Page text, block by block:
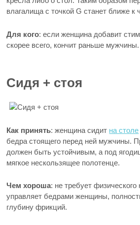
влагалища с точкой G станет ближе к
Для кого: если женщина добавит
скорее всего, кончит раньше мужчины.
Сидя + стоя
Как принять: женщина сидит на столе
бедра стоящего перед ней мужчины.
должен быть устойчивым, а под
мягкое нескользящее полотенце.
Чем хороша: не требует
управляет бедрами женщины,
глубину фрикций.